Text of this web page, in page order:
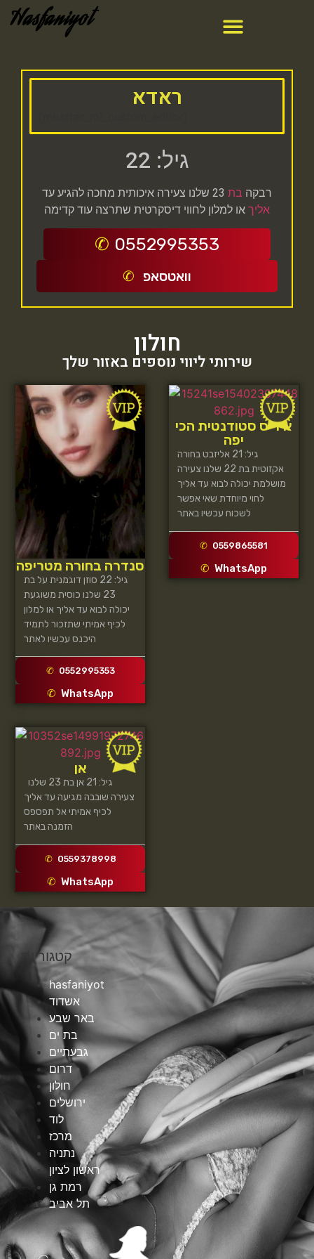
Hasfaniyot
ראדא
גיל: 22
רבקה בת
אליך או למלון לחווי דיסקרטית שתרצה עוד קדימה
0552995353
וואטסאפ
חולון
שירותי ליווי נוספים באזור שלך
סנדרה בחורה מטריפה
גיל: 22 סוזן דוגמנית על בת
23 שלנו כוסית משוגעת
יכולה לבוא עד אליך או למלון
לכיף אמיתי שתזכור לתמיד
היכנס עכשיו לאתר
0552995353
WhatsApp
איריס סטודנטית הכי
יפה
גיל: 21 אליזבט בחורה
אקזוטית בת 22 שלנו צעירה
מושלמת יכולה לבוא עד אליך
לחוי מיוחדת שאי אפשר
לשכוח עכשיו באתר
0559865581
WhatsApp
אן
צעירה שובבה מגיעה עד אליך
לכיף אמיתי אל תפספס
0559378998
WhatsApp
קטגוריות
hasfaniyot
אשדוד
באר שבע
בת ים
גבעתיים
דרום
חולון
ירושלים
לוד
מרכז
נתניה
ראשון לציון
רמת גן
תל אביב